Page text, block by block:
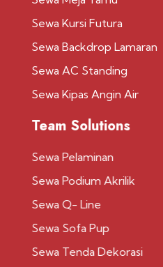
Sewa Kursi Futura
Sewa Backdrop Lamaran
Sewa AC Standing
Sewa Kipas Angin Air
Team Solutions
Sewa Pelaminan
Sewa Podium Akrilik
Sewa Q- Line
Sewa Sofa Pup
Sewa Tenda Dekorasi